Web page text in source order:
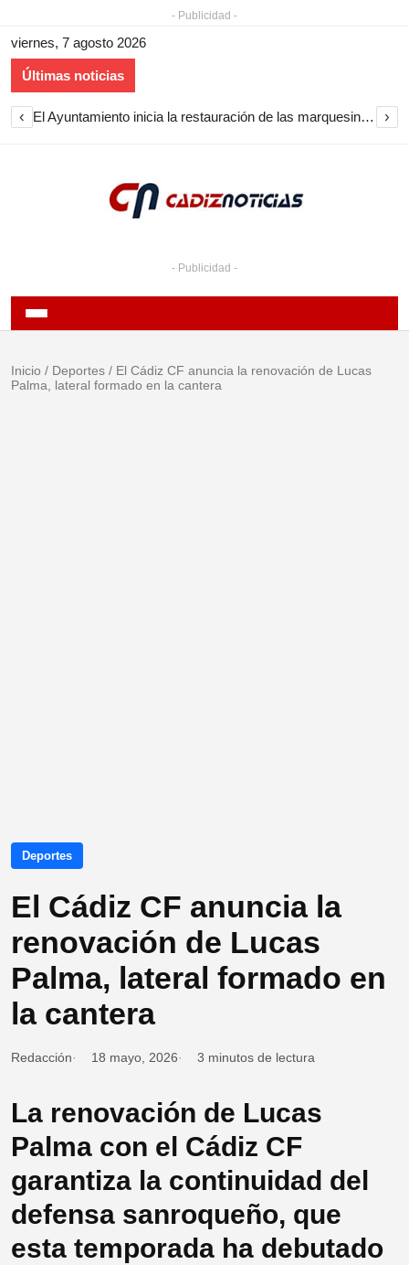
- Publicidad -
viernes, 7 agosto 2026
Últimas noticias
‹ El Ayuntamiento inicia la restauración de las marquesinas de Plaza Esteve para volver a instalarlas en el centro de Jerez ›
- Publicidad -
Inicio / Deportes / El Cádiz CF anuncia la renovación de Lucas
Palma, lateral formado en la cantera
Deportes
El Cádiz CF anuncia la
renovación de Lucas
Palma, lateral formado en
la cantera
Redacción 18 mayo, 2026 3 minutos de lectura
La renovación de Lucas
Palma con el Cádiz CF
garantiza la continuidad del
defensa sanroqueño, que
esta temporada ha debutado